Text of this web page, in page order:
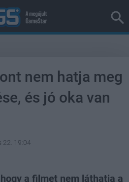
nem hatja meg
és jó oka van
22. 19:04
a filmet nem láthatja a